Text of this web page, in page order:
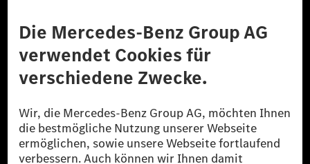
Datenschutz Lizenzhinweise Dritter Barrierefreiheit
© 2026 Mercedes-Benz Group AG. Alle Rechte vorbehalten.
[1] Bilanziell CO₂-neutral bedeutet, dass nicht vermiedene oder nicht
reduzierte CO₂-Emissionen bei der Mercedes-Benz Group durch
zertifizierte Ausgleichsprojekte kompensiert werden.